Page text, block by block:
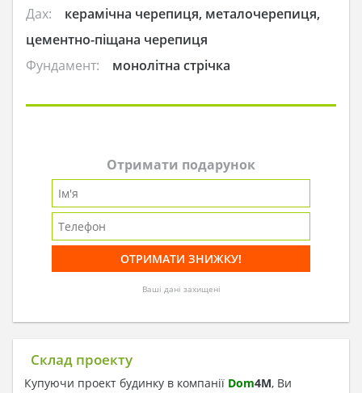
Дах:
керамічна черепиця, металочерепиця,
цементно-піщана черепиця
Фундамент:
монолітна стрічка
Отримати подарунок
Ваші дані захищені
Склад проекту
Купуючи проект будинку в компанії Dom4M, Ви